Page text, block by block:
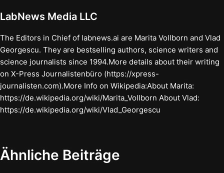
LabNews Media LLC
The Editors in Chief of labnews.ai are Marita Vollborn and Vlad
Georgescu. They are bestselling authors, science writers and
science journalists since 1994.More details about their writing
on X-Press Journalistenbüro (https://xpress-
journalisten.com).More Info on Wikipedia:About Marita:
https://de.wikipedia.org/wiki/Marita_Vollborn About Vlad:
https://de.wikipedia.org/wiki/Vlad_Georgescu
Ähnliche Beiträge